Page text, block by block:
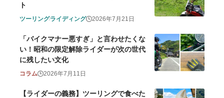
ト
ツーリングライディング 2026年7月21日
「バイクマナー悪すぎ」と言わせたくな
い！昭和の限定解除ライダーが次の世代
に残したい文化
コラム 2026年7月11日
【ライダーの義務】ツーリングで食べた